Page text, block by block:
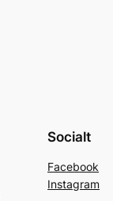
Socialt
Facebook
Instagram